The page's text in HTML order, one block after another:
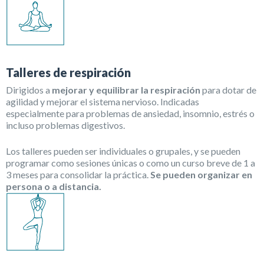
Talleres de respiración
Dirigidos a mejorar y equilibrar la respiración para dotar de
agilidad y mejorar el sistema nervioso. Indicadas
especialmente para problemas de ansiedad, insomnio, estrés o
incluso problemas digestivos.
Los talleres pueden ser individuales o grupales, y se pueden
programar como sesiones únicas o como un curso breve de 1 a
3 meses para consolidar la práctica.Se pueden organizar en
persona o a distancia.